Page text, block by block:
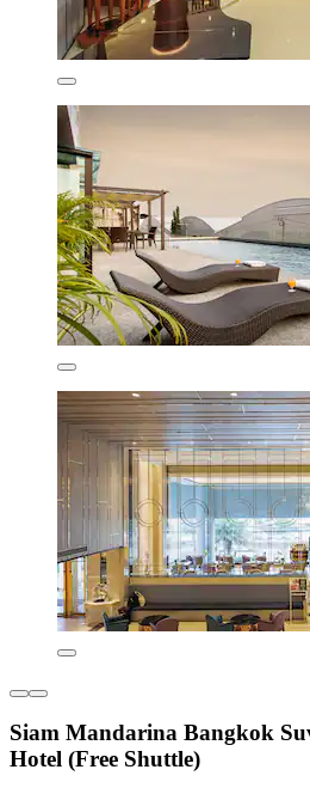
Siam Mandarina Bangkok
Hotel (Free Shuttle)